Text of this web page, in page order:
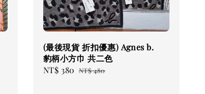
(最後現貨 折扣優惠) Agnes b.
豹柄小方巾 共二色
Sale
NT$ 380 Regular
NT$ 480